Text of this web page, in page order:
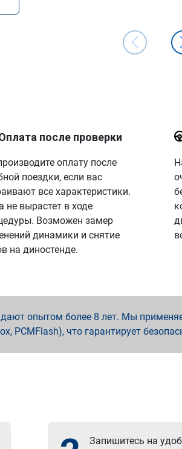
после проверки
оплату после
поездки, если вас
все характеристики.
не вырастет в ходе
Возможен замер
динамики и снятие
на диностенде.
опытом более 8 лет. Мы
PCMFlash), что гарантирует
Запишитесь на